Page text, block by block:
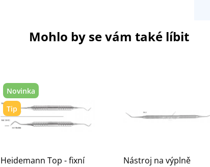
Mohlo by se vám také líbit
Novinka
Tip
Heidemann Top - fixní Nástroj na výplně